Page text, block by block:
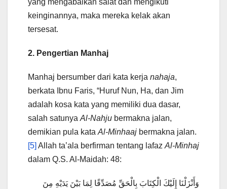
keinginannya, maka mereka kelak akan
tersesat.
2. Pengertian Manhaj
Manhaj bersumber dari kata kerja nahaja,
berkata Ibnu Faris, “Huruf Nun, Ha, dan Jim
adalah kosa kata yang memiliki dua dasar,
salah satunya Al-Nahju bermakna jalan,
demikian pula kata Al-Minhaaj bermakna jalan.
[5] Allah ta’ala berfirman tentang lafaz Al-Minhaj
dalam Q.S. Al-Maidah: 48:
وَأَنْزَلْنَا إِلَيْكَ الْكِتَابَ بِالْحَقِّ مُصَدِّقًا لِمَا بَيْنَ يَدَيْهِ مِنَ